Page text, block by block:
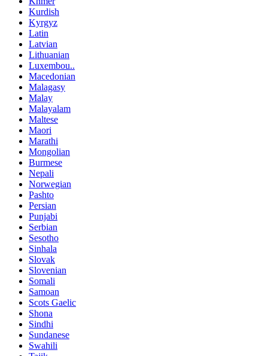
Kurdish
Kyrgyz
Latin
Latvian
Lithuanian
Luxembou..
Macedonian
Malagasy
Malay
Malayalam
Maltese
Maori
Marathi
Mongolian
Burmese
Nepali
Norwegian
Pashto
Persian
Punjabi
Serbian
Sesotho
Sinhala
Slovak
Slovenian
Somali
Samoan
Scots Gaelic
Shona
Sindhi
Sundanese
Swahili